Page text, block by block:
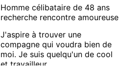
Homme célibataire de 48 ans
recherche rencontre amoureuse
J'aspire à trouver une
compagne qui voudra bien de
moi. Je suis quelqu'un de cool
et travailleur.